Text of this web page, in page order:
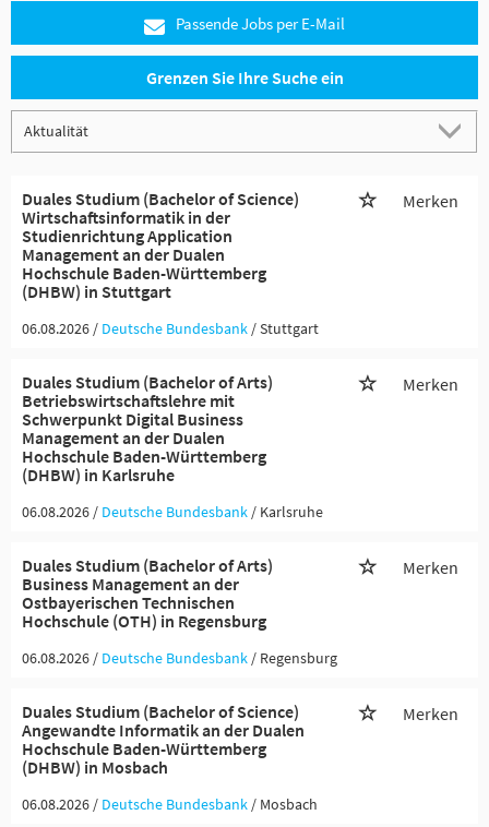
Passende Jobs per E-Mail
Grenzen Sie Ihre Suche ein
Duales Studium (Bachelor of Science)
Wirtschaftsinformatik in der
Studienrichtung Application
Management an der Dualen
Hochschule Baden-Württemberg
(DHBW) in Stuttgart
Merken
06.08.2026 / Deutsche Bundesbank / Stuttgart
Duales Studium (Bachelor of Arts)
Betriebswirtschaftslehre mit
Schwerpunkt Digital Business
Management an der Dualen
Hochschule Baden-Württemberg
(DHBW) in Karlsruhe
Merken
06.08.2026 / Deutsche Bundesbank / Karlsruhe
Duales Studium (Bachelor of Arts)
Business Management an der
Ostbayerischen Technischen
Hochschule (OTH) in Regensburg
Merken
06.08.2026 / Deutsche Bundesbank / Regensburg
Duales Studium (Bachelor of Science)
Angewandte Informatik an der Dualen
Hochschule Baden-Württemberg
(DHBW) in Mosbach
Merken
06.08.2026 / Deutsche Bundesbank / Mosbach